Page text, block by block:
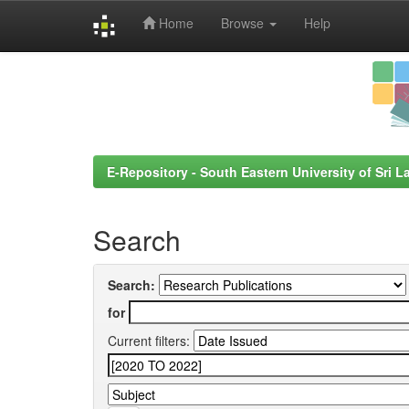
Home Browse Help
E-Repository - South Eastern University of Sri
Search
Search:
for
Current filters: